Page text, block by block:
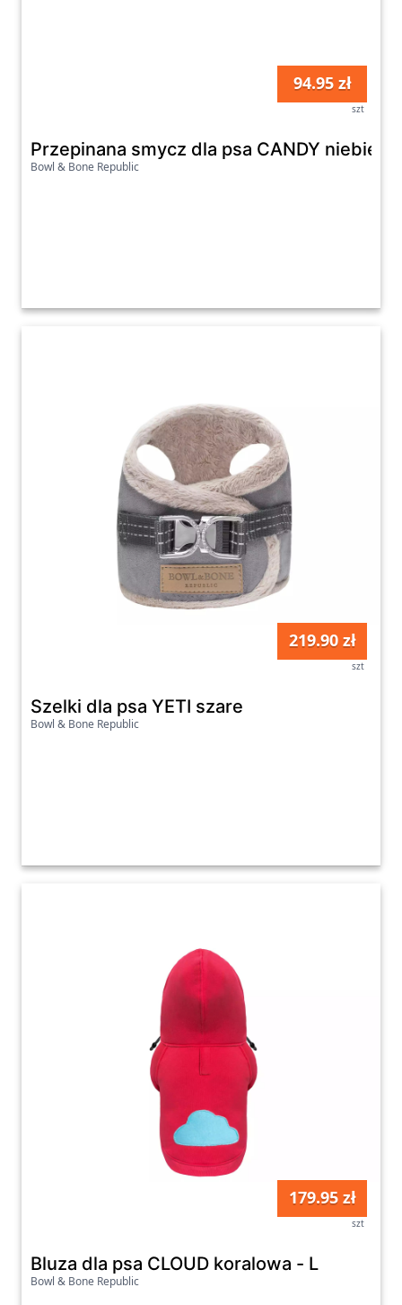
94.95 zł
szt
Przepinana smycz dla psa CANDY
Bowl & Bone Republic
219.90 zł
szt
Szelki dla psa YETI szare
Bowl & Bone Republic
179.95 zł
szt
Bluza dla psa CLOUD koralowa - L
Bowl & Bone Republic